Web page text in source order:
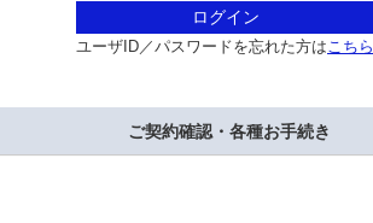
ログイン
ユーザID／パスワードを忘れた方はこちら
ご契約確認・各種お手続き